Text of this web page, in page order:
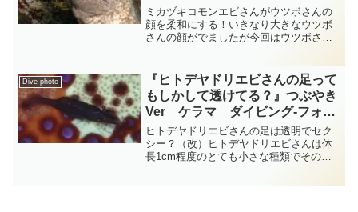
さん？ エビ diving-photo-
summary-tsubuankun
ミカヅキコモンエビさんがウツボさんの
顔を柔和にする！いきなり大きなウツボ
さんの顔がでましたが今回はウツボさん
ンエビ属のミカヅキコモンエビさんの登
場です・・・ミカヅキコモ...
Dive-photo
『ヒトデヤドリエビさんの足って
もしかして透けてる？』つぶやき
Ver ケラマ ダイビング‐フォト‐
tsubuankun
ヒトデヤドリエビさんの足は透明でセク
シー？（改）ヒトデヤドリエビさんは体
長1cm程度のとても小さな種類でその名